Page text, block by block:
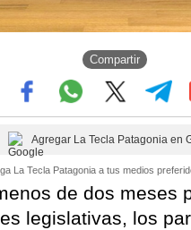
Compartir
Agregar La Tecla Patagonia en
La Tecla Patagonia a tus medios
de dos meses
legislativas, los